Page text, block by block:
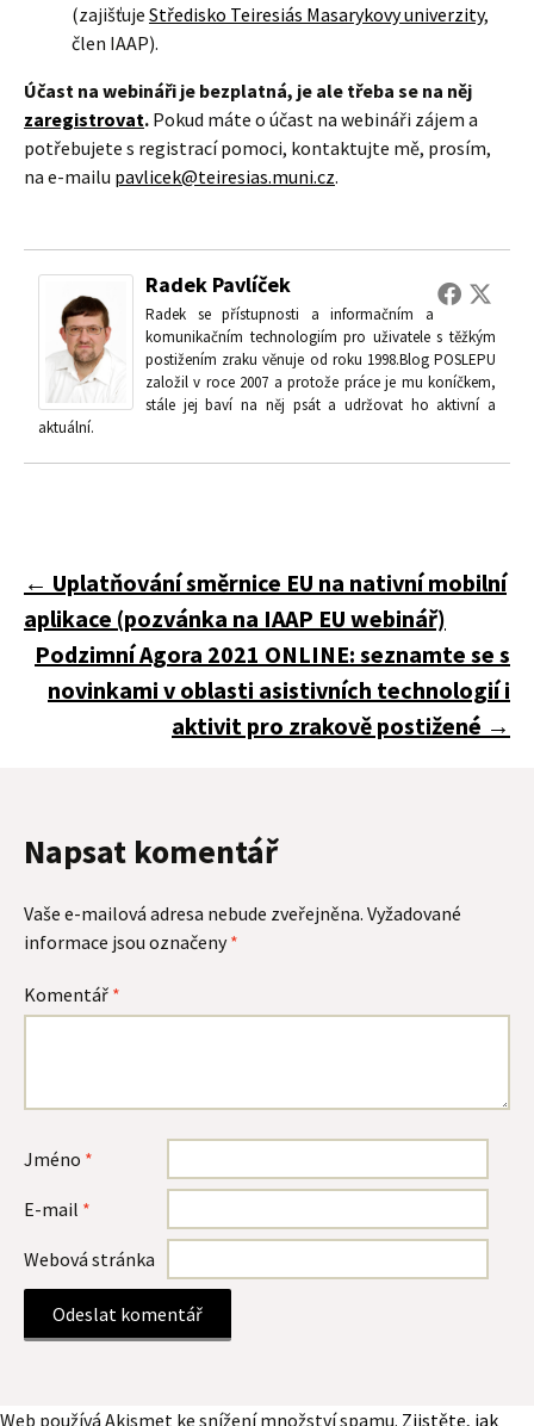
(zajišťuje Středisko Teiresiás Masarykovy univerzity,
člen IAAP).
Účast na webináři je bezplatná, je ale třeba se na něj
zaregistrovat. Pokud máte o účast na webináři zájem a
potřebujete s registrací pomoci, kontaktujte mě, prosím,
na e-mailu pavlicek@teiresias.muni.cz.
Radek Pavlíček
Radek se přístupnosti a informačním a
komunikačním technologiím pro uživatele s těžkým
postižením zraku věnuje od roku 1998.Blog POSLEPU
založil v roce 2007 a protože práce je mu koníčkem,
stále jej baví na něj psát a udržovat ho aktivní a
aktuální.
Navigace
pro
příspěvky
← Uplatňování směrnice EU na nativní mobilní
aplikace (pozvánka na IAAP EU webinář)
Podzimní Agora 2021 ONLINE: seznamte se s
novinkami v oblasti asistivních technologií i
aktivit pro zrakově postižené →
Napsat komentář
Vaše e-mailová adresa nebude zveřejněna. Vyžadované
informace jsou označeny*
Komentář *
Jméno *
E-mail *
Webová stránka
Web používá Akismet ke snížení množství spamu. Zjistěte, jak